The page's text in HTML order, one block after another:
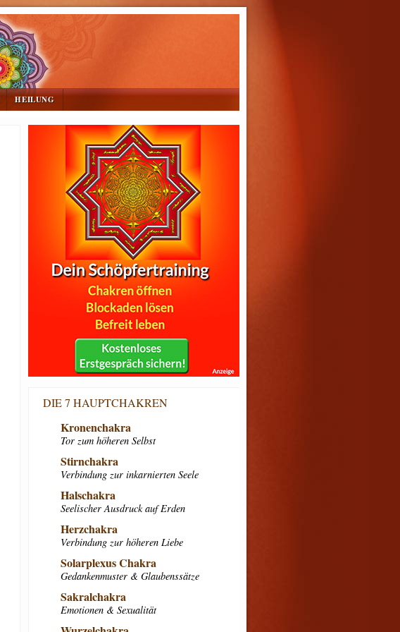
HEILUNG
DIE 7 HAUPTCHAKREN
Kronenchakra
Tor zum höheren Selbst
Stirnchakra
Verbindung zur inkarnierten Seele
Halschakra
Seelischer Ausdruck auf Erden
Herzchakra
Verbindung zur höheren Liebe
Solarplexus Chakra
Gedankenmuster & Glaubenssätze
Sakralchakra
Emotionen & Sexualität